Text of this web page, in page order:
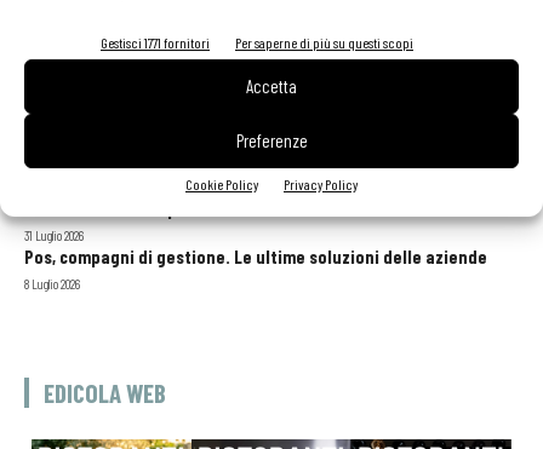
Gestisci 1771 fornitori Per saperne di più su questi scopi
Accetta
Preferenze
Cookie Policy Privacy Policy
GLI ARTICOLI PIÙ LETTI
Sogemi rafforza i servizi per la ristorazione: orario esteso e
tessera gratuita per i professionisti HoReCa
29 Luglio 2026
Aperti per ferie. Buoni indirizzi da Nord a Sud per godersi le
31 Luglio 2026
Pos, compagni di gestione. Le ultime soluzioni delle aziende
8 Luglio 2026
EDICOLA WEB